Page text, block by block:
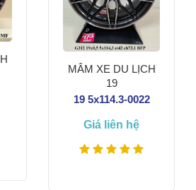
MÂM XE DU LỊCH
19
19 5x114.3-0022
Giá liên hệ